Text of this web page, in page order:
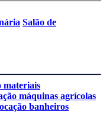
Salão de
materiais
máquinas agrícolas
banheiros